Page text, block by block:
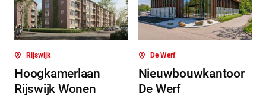
Rijswijk
Hoogkamerlaan
Rijswijk Wonen
De Werf
Nieuwbouwkantoor
De Werf